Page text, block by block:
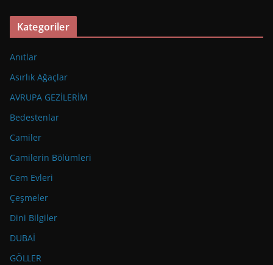
Kategoriler
Anıtlar
Asırlık Ağaçlar
AVRUPA GEZİLERİM
Bedestenlar
Camiler
Camilerin Bölümleri
Cem Evleri
Çeşmeler
Dini Bilgiler
DUBAİ
GÖLLER